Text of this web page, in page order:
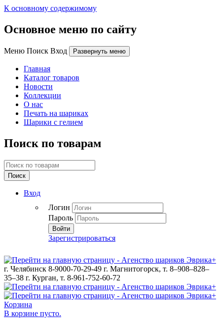
К основному содержимому
Основное меню по сайту
Меню Поиск Вход Развернуть меню
Главная
Каталог товаров
Новости
Коллекции
О нас
Печать на шариках
Шарики с гелием
Поиск по товарам
Поиск
Вход
Логин
Пароль
Войти
Зарегистрироваться
г. Челябинск 8-9000-70-29-49 г. Магнитогорск, т. 8–908–828–
35–38 г. Курган, т. 8-961-752-60-72
Корзина
В корзине пусто.